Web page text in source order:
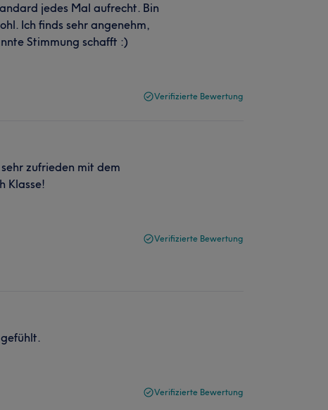
jedes Mal aufrecht. Bin
Ich finds sehr angenehm,
Stimmung schafft :)
Verifizierte Bewertung
zufrieden mit dem
Klasse!
Verifizierte Bewertung
Verifizierte Bewertung